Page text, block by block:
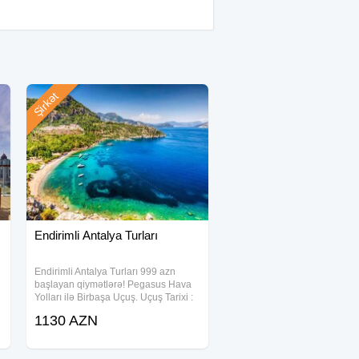
Endirimli Antalya Turları
Endirimli Antalya Turları 999 azn
başlayan qiymətlərə! Pegasus Hava
Yolları ilə Birbaşa Uçuş. Uçuş Tarixi :
qonaqlama : 26.08.2026-01.09.2026
Şirkət
1130 AZN